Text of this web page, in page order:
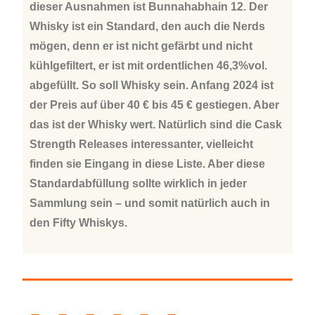
dieser Ausnahmen ist Bunnahabhain 12. Der
Whisky ist ein Standard, den auch die Nerds
mögen, denn er ist nicht gefärbt und nicht
kühlgefiltert, er ist mit ordentlichen 46,3%vol.
abgefüllt. So soll Whisky sein. Anfang 2024 ist
der Preis auf über 40 € bis 45 € gestiegen. Aber
das ist der Whisky wert. Natürlich sind die Cask
Strength Releases interessanter, vielleicht
finden sie Eingang in diese Liste. Aber diese
Standardabfüllung sollte wirklich in jeder
Sammlung sein – und somit natürlich auch in
den Fifty Whiskys.